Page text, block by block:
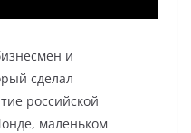
и
сделал
российской
маленьком